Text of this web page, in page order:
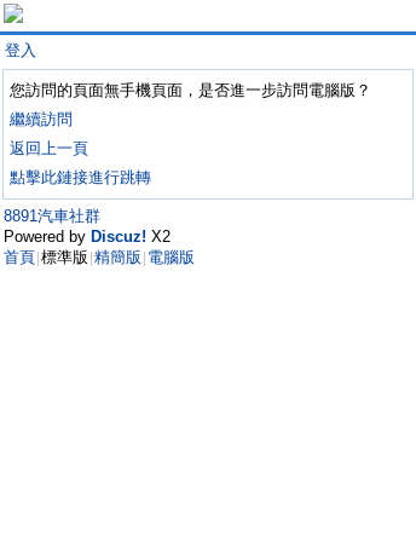
登入
您訪問的頁面無手機頁面，是否進一步訪問電腦版？
繼續訪問
返回上一頁
點擊此鏈接進行跳轉
8891汽車社群
Powered by Discuz! X2
首頁 標準版 精簡版 電腦版